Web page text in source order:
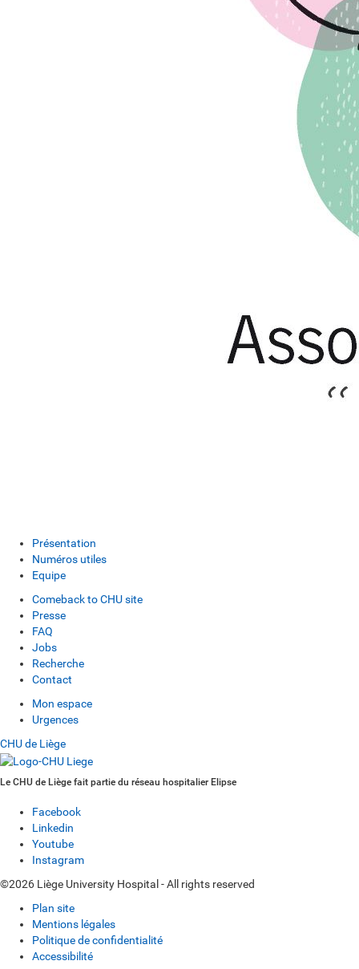
Présentation
Numéros utiles
Equipe
Comeback to CHU site
Presse
FAQ
Jobs
Recherche
Contact
Mon espace
Urgences
CHU de Liège
Le CHU de Liège fait partie du réseau hospitalier Elipse
Facebook
Linkedin
Youtube
Instagram
©2026 Liège University Hospital - All rights reserved
Plan site
Mentions légales
Politique de confidentialité
Accessibilité